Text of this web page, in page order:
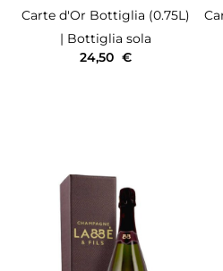
Carte d'Or Bottiglia (0.75L)
| Bottiglia sola
24,50 €